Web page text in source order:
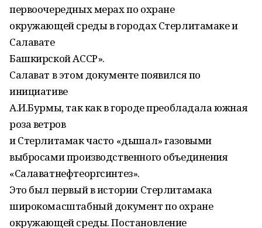
первоочередных мерах по охране
окружающей среды в городах Стерлитамаке и
Салавате
Башкирской АССР».
Салават в этом документе появился по
инициативе
А.И.Бурмы, так как в городе преобладала южная
роза ветров
и Стерлитамак часто «дышал» газовыми
выбросами производственного объединения
«Салаватнефтеоргсинтез».
Это был первый в истории Стерлитамака
широкомасштабный документ по охране
окружающей среды. Постановление